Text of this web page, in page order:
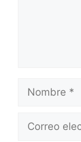
electrónico